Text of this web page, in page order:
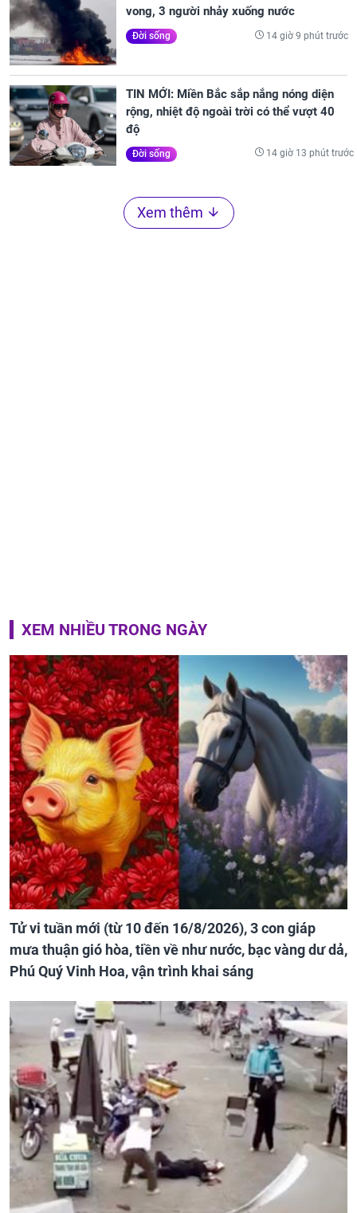
vong, 3 người nhảy xuống nước
Đời sống 14 giờ 9 phút trước
TIN MỚI: Miền Bắc sắp nắng nóng diện
rộng, nhiệt độ ngoài trời có thể vượt 40
độ
Đời sống 14 giờ 13 phút trước
Xem thêm
XEM NHIỀU TRONG NGÀY
Tử vi tuần mới (từ 10 đến 16/8/2026), 3 con giáp
mưa thuận gió hòa, tiền về như nước, bạc vàng dư dả,
Phú Quý Vinh Hoa, vận trình khai sáng